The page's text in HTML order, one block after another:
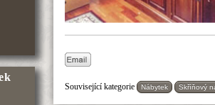
Související kategorie Nábytek Skříňový